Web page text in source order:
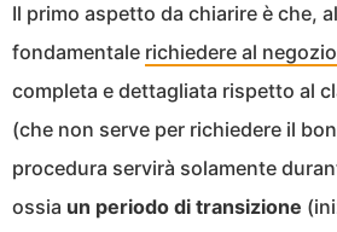
Il primo aspetto da chiarire è che,
fondamentale richiedere al
completa e dettagliata rispetto al
(che non serve per richiedere il
procedura servirà solamente
ossia un periodo di transizione